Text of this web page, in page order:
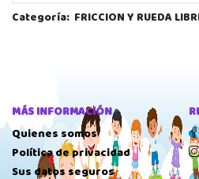
Categoría: FRICCION Y RUEDA
MÁS INFORMACIÓN
Quienes somos
Política de privacidad
Sus datos seguros